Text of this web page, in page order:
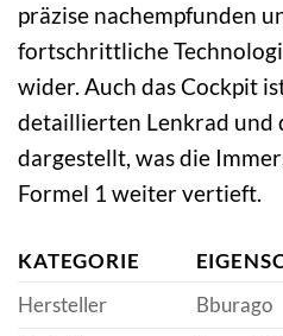
präzise nachempfunden
fortschrittliche
wider. Auch das Cockpit
detaillierten Lenkrad und
dargestellt, was die
Formel 1 weiter vertieft.
KATEGORIE
Hersteller
Bburago